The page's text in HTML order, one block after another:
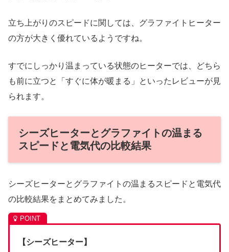
立ち上がりのスピードに関しては、グラファイトヒーター
の方が大きく優れているようですね。
すでにしっかり温まっている状態のヒーターでは、どちら
も前に立つと「すぐに体が暖まる」といったレビューが見
られます。
シーズヒーターとグラファイトの温まる
スピードと電気代の比較結果
シーズヒーターとグラファイトの温まるスピードと電気代
の比較結果をまとめてみました。
【シーズヒーター】